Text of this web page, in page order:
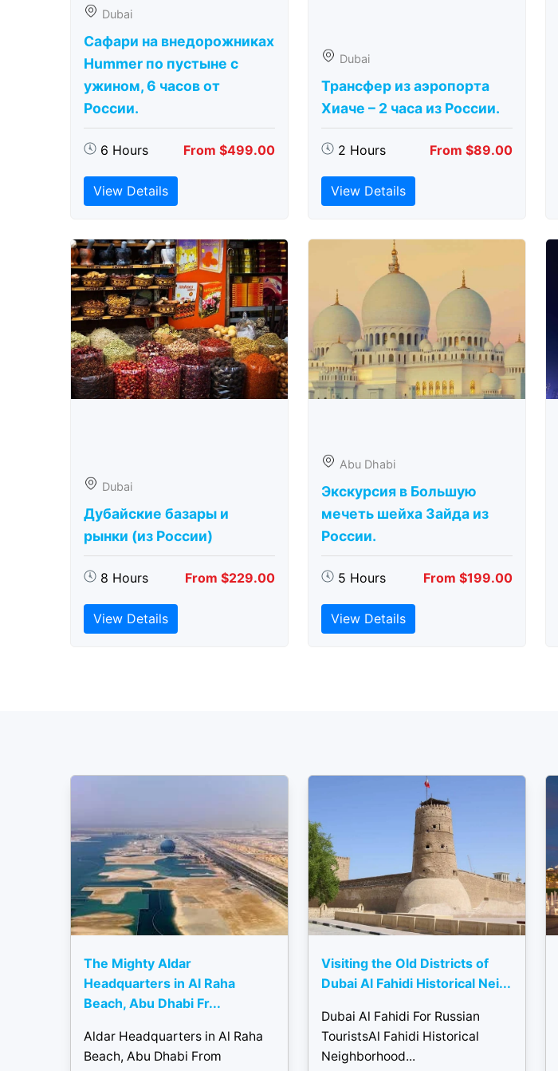
Dubai
Сафари на внедорожниках
Hummer по пустыне с
ужином, 6 часов от
России.
6 Hours From $499.00
View Details
Dubai
Трансфер из аэропорта
Хиаче – 2 часа из России.
2 Hours From $89.00
View Details
Dubai
Дубайские базары и
рынки (из России)
8 Hours From $229.00
View Details
Abu Dhabi
Экскурсия в Большую
мечеть шейха Зайда из
России.
5 Hours From $199.00
View Details
The Mighty Aldar
Headquarters in Al Raha
Beach, Abu Dhabi Fr...
Aldar Headquarters in Al Raha
Beach, Abu Dhabi From
Visiting the Old Districts of
Dubai Al Fahidi Historical Nei...
Dubai Al Fahidi For Russian
TouristsAl Fahidi Historical
Neighborhood...